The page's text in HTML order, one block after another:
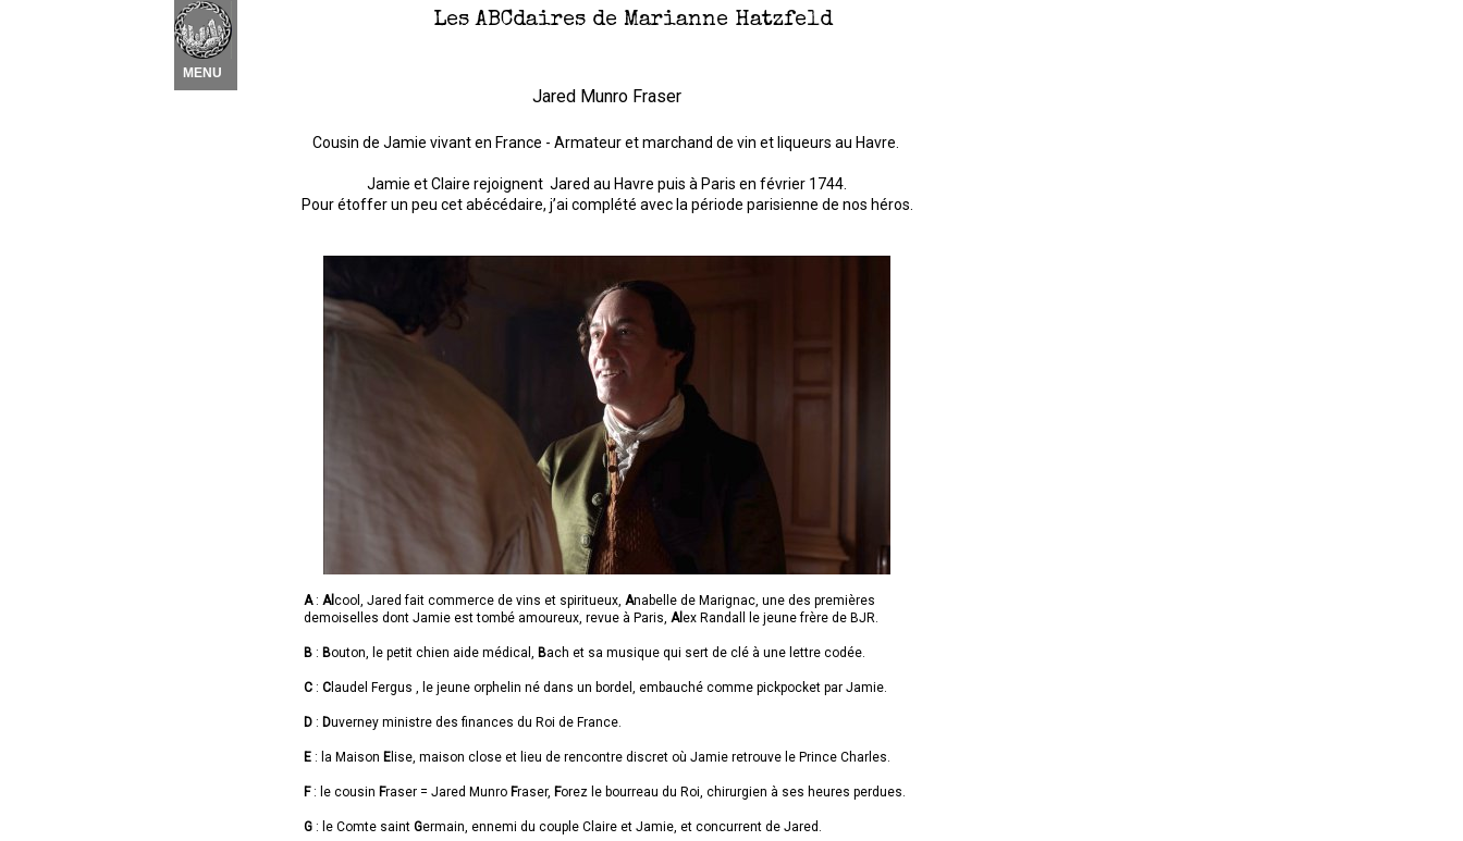
MENU
Nouvel élément
Jared Munro Fraser
Cousin de Jamie vivant en France - Armateur et marchand de vin et liqueurs au Havre.
Jamie et Claire rejoignent Jared au Havre puis à Paris en février 1744.
Pour étoffer un peu cet abécédaire, j’ai complété avec la période parisienne de nos héros.
A : Alcool, Jared fait commerce de vins et spiritueux, Anabelle de Marignac, une des premières
demoiselles dont Jamie est tombé amoureux, revue à Paris, Alex Randall le jeune frère de BJR.
B : Bouton, le petit chien aide médical, Bach et sa musique qui sert de clé à une lettre codée.
C : C laudel Fergus , le jeune orphelin né dans un bordel, embauché comme pickpocket par Jamie.
D : Duverney ministre des finances du Roi de France.
E : la Maison E lise, maison close et lieu de rencontre discret où Jamie retrouve le Prince Charles.
F : le cousin Fraser = Jared Munro Fraser, Forez le bourreau du Roi, chirurgien à ses heures perdues.
G : le Comte saint Germain, ennemi du couple Claire et Jamie, et concurrent de Jared.
Les ABCdaires de Marianne Hatzfeld